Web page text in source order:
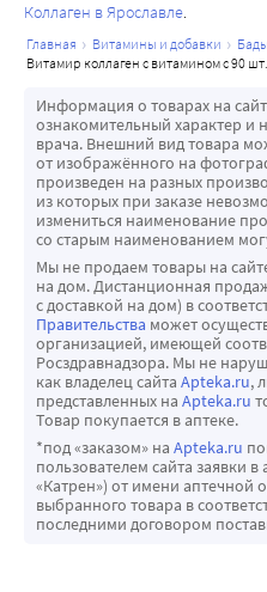
Коллаген в Ярославле
главная витамины и добавки бады
витамир коллаген с витамином с 90
Информация о товарах на
ознакомительный характер и
врача. Внешний вид товара
от изображённого на
произведен на разных
из которых при заказе
измениться наименование
со старым наименованием
Мы не продаем товары на
на дом. Дистанционная
с доставкой на дом) в
Правительства может
организацией, имеющей
Росздравнадзора. Мы не
как владелец сайта Apteka.ru,
представленных на Apteka.ru
Товар покупается в аптеке.
*под «заказом» на Apteka.ru
пользователем сайта заявки
«Катрен») от имени аптечной
выбранного товара в
последними договором